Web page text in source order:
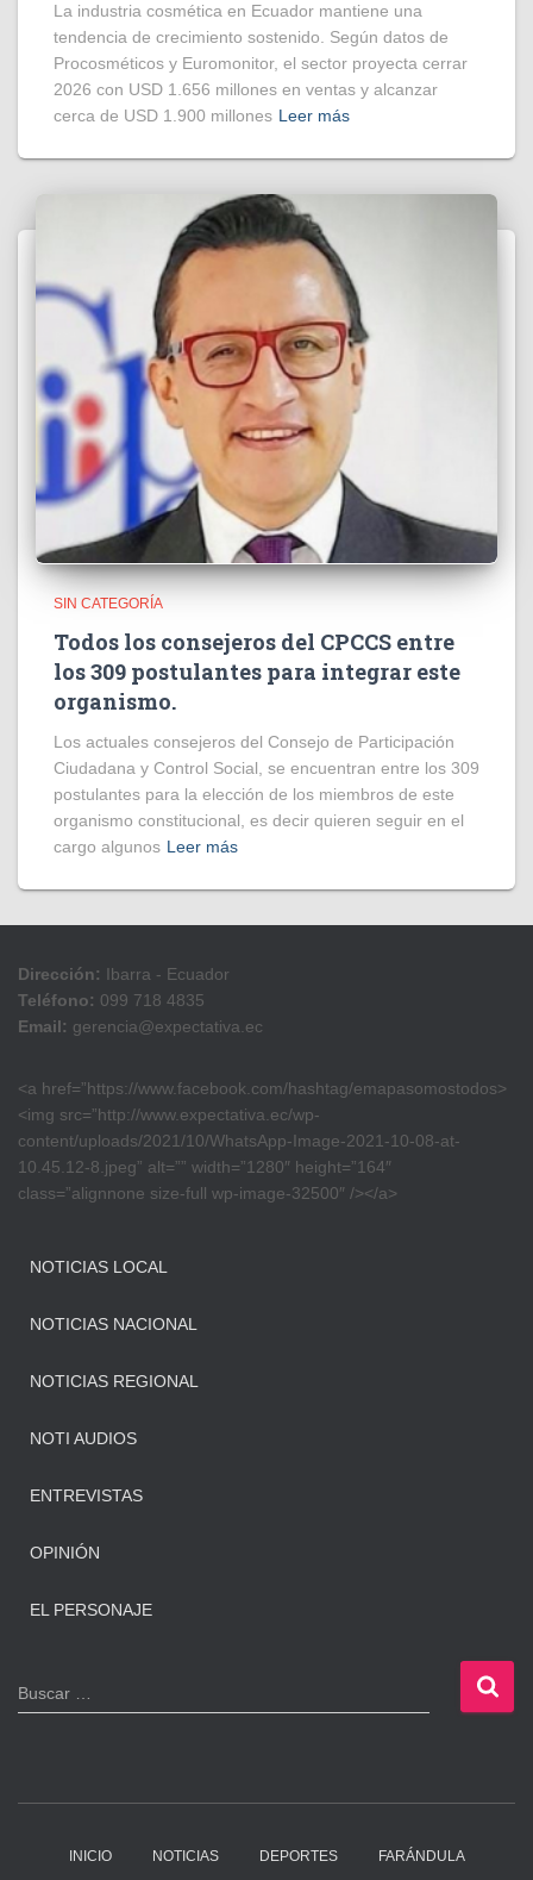
La industria cosmética en Ecuador mantiene una
tendencia de crecimiento sostenido. Según datos de
Procosméticos y Euromonitor, el sector proyecta cerrar
2026 con USD 1.656 millones en ventas y alcanzar
cerca de USD 1.900 millones Leer más
SIN CATEGORÍA
Todos los consejeros del CPCCS entre
los 309 postulantes para integrar este
organismo.
Los actuales consejeros del Consejo de Participación
Ciudadana y Control Social, se encuentran entre los 309
postulantes para la elección de los miembros de este
organismo constitucional, es decir quieren seguir en el
cargo algunos Leer más
Dirección: Ibarra - Ecuador
Teléfono: 099 718 4835
Email: gerencia@expectativa.ec
<a href=”https://www.facebook.com/hashtag/emapasomostodos>
<img src=”http://www.expectativa.ec/wp-
content/uploads/2021/10/WhatsApp-Image-2021-10-08-at-
10.45.12-8.jpeg” alt=”” width=”1280″ height=”164″
class=”alignnone size-full wp-image-32500″ /></a>
NOTICIAS LOCAL
NOTICIAS NACIONAL
NOTICIAS REGIONAL
NOTI AUDIOS
ENTREVISTAS
OPINIÓN
EL PERSONAJE
B
u
Buscar …
INICIO NOTICIAS DEPORTES FARÁNDULA